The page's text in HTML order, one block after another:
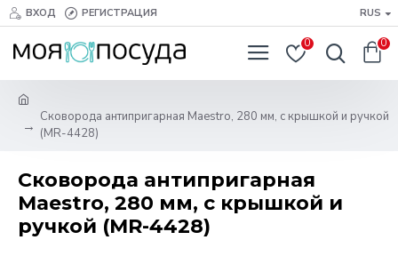
ВХОД РЕГИСТРАЦИЯ RUS
0 0
Сковорода антипригарная Maestro, 280 мм, с крышкой и ручкой
(MR-4428)
Сковорода антипригарная
Maestro, 280 мм, с крышкой и
ручкой (MR-4428)